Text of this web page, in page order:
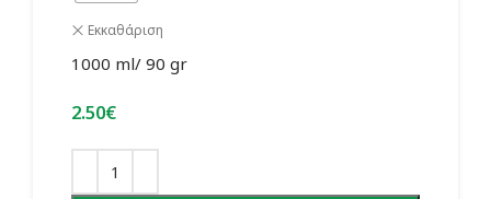
Εκκαθάριση
1000 ml/ 90 gr
2.50€